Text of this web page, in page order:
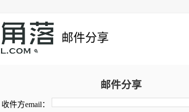
邮件分享
邮件分享
收件方email：